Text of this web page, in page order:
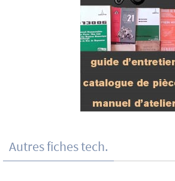
Autres fiches tech.